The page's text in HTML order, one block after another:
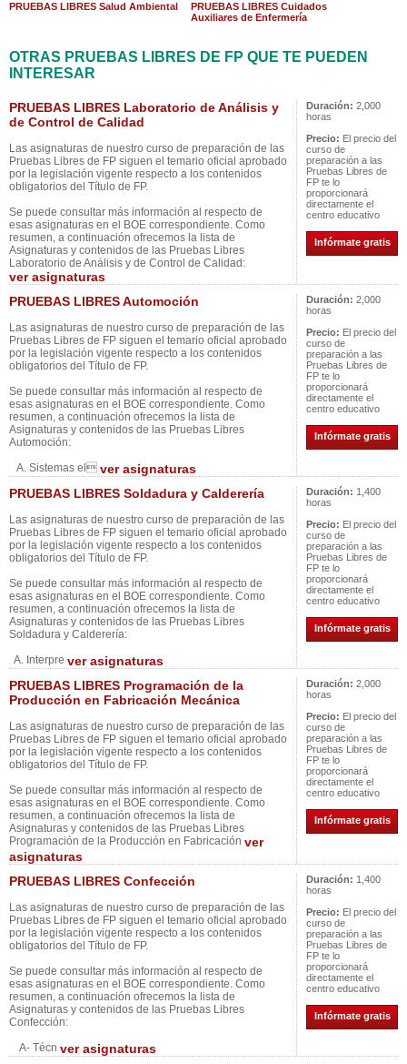
PRUEBAS LIBRES Salud Ambiental
PRUEBAS LIBRES Cuidados
Auxiliares de Enfermería
OTRAS PRUEBAS LIBRES DE FP QUE TE PUEDEN
INTERESAR
PRUEBAS LIBRES Laboratorio de Análisis y
de Control de Calidad
Las asignaturas de nuestro curso de preparación de las
Pruebas Libres de FP siguen el temario oficial aprobado
por la legislación vigente respecto a los contenidos
obligatorios del Título de FP.
Se puede consultar más información al respecto de
esas asignaturas en el BOE correspondiente. Como
resumen, a continuación ofrecemos la lista de
Asignaturas y contenidos de las Pruebas Libres
Laboratorio de Análisis y de Control de Calidad:
ver asignaturas
Duración: 2,000
horas
Precio: El precio del
curso de
preparación a las
Pruebas Libres de
FP te lo
proporcionará
directamente el
centro educativo
Infórmate gratis
PRUEBAS LIBRES Automoción
Las asignaturas de nuestro curso de preparación de las
Pruebas Libres de FP siguen el temario oficial aprobado
por la legislación vigente respecto a los contenidos
obligatorios del Título de FP.
Se puede consultar más información al respecto de
esas asignaturas en el BOE correspondiente. Como
resumen, a continuación ofrecemos la lista de
Asignaturas y contenidos de las Pruebas Libres
Automoción:
A. Sistemas el ver asignaturas
Duración: 2,000
horas
Precio: El precio del
curso de
preparación a las
Pruebas Libres de
FP te lo
proporcionará
directamente el
centro educativo
Infórmate gratis
PRUEBAS LIBRES Soldadura y Calderería
Las asignaturas de nuestro curso de preparación de las
Pruebas Libres de FP siguen el temario oficial aprobado
por la legislación vigente respecto a los contenidos
obligatorios del Título de FP.
Se puede consultar más información al respecto de
esas asignaturas en el BOE correspondiente. Como
resumen, a continuación ofrecemos la lista de
Asignaturas y contenidos de las Pruebas Libres
Soldadura y Calderería:
A. Interpre ver asignaturas
Duración: 1,400
horas
Precio: El precio del
curso de
preparación a las
Pruebas Libres de
FP te lo
proporcionará
directamente el
centro educativo
Infórmate gratis
PRUEBAS LIBRES Programación de la
Producción en Fabricación Mecánica
Las asignaturas de nuestro curso de preparación de las
Pruebas Libres de FP siguen el temario oficial aprobado
por la legislación vigente respecto a los contenidos
obligatorios del Título de FP.
Se puede consultar más información al respecto de
esas asignaturas en el BOE correspondiente. Como
resumen, a continuación ofrecemos la lista de
Asignaturas y contenidos de las Pruebas Libres
Programación de la Producción en Fabricación ver
asignaturas
Duración: 2,000
horas
Precio: El precio del
curso de
preparación a las
Pruebas Libres de
FP te lo
proporcionará
directamente el
centro educativo
Infórmate gratis
PRUEBAS LIBRES Confección
Las asignaturas de nuestro curso de preparación de las
Pruebas Libres de FP siguen el temario oficial aprobado
por la legislación vigente respecto a los contenidos
obligatorios del Título de FP.
Se puede consultar más información al respecto de
esas asignaturas en el BOE correspondiente. Como
resumen, a continuación ofrecemos la lista de
Asignaturas y contenidos de las Pruebas Libres
Confección:
A- Técn ver asignaturas
Duración: 1,400
horas
Precio: El precio del
curso de
preparación a las
Pruebas Libres de
FP te lo
proporcionará
directamente el
centro educativo
Infórmate gratis